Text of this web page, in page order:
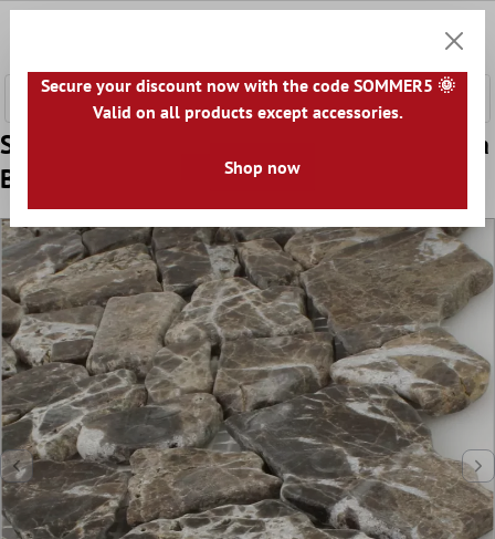
Sample Mozaïektegel Marmer Breuk Impala
Bruin
Secure your discount now with the code SOMMER5 🌞
Valid on all products except accessories.
Shop now